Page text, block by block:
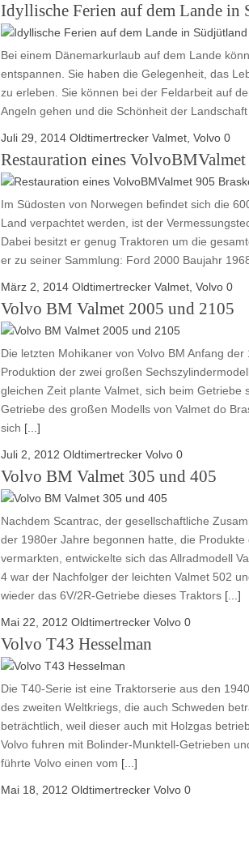
Idyllische Ferien auf dem Lande in
Bei einem Dänemarkurlaub auf dem Lande
entspannen. Sie haben die Gelegenheit, das
zu erleben. Sie können bei der Feldarbeit auf
Angeln gehen und die Schönheit der
Juli 29, 2014 Oldtimertrecker Valmet Volvo 0
Restauration eines
Im Südosten von Norwegen befindet sich die
Land verpachtet werden, ist der
Dabei besitzt er genug Traktoren um die
er zu seiner Sammlung: Ford 2000 Baujahr
März 2, 2014 Oldtimertrecker Valmet Volvo 0
Volvo BM Valmet 2005 und 2105
Die letzten Mohikaner von Volvo BM Anfang
Produktion der zwei großen
gleichen Zeit plante Valmet, sich beim
Getriebe des großen Modells von Valmet do
sich [...]
Juli 2, 2012 Oldtimertrecker Volvo 0
Volvo BM Valmet 305 und 405
Nachdem Scantrac, der gesellschaftliche
der 1980er Jahre begonnen hatte, die
vermarkten, entwickelte sich das Allradmodell
4 war der Nachfolger der leichten Valmet 502
wieder das 6V/2R-Getriebe dieses Traktors [...]
Mai 22, 2012 Oldtimertrecker Volvo 0
Volvo T43 Hesselman
Die T40-Serie ist eine Traktorserie aus den
des zweiten Weltkriegs, die auch Schweden
beträchtlich, weil dieser auch mit Holzgas
Volvo fuhren mit Bolinder-Munktell-Getrieben
führte Volvo einen vom [...]
Mai 18, 2012 Oldtimertrecker Volvo 0